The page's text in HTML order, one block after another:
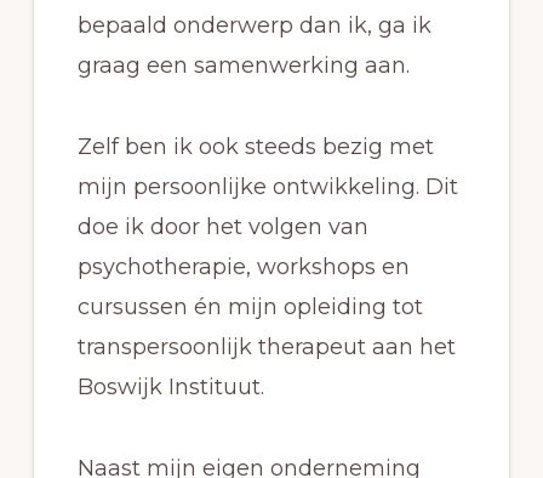
bepaald onderwerp dan ik, ga ik
graag een samenwerking aan.
Zelf ben ik ook steeds bezig met
mijn persoonlijke ontwikkeling. Dit
doe ik door het volgen van
psychotherapie, workshops en
cursussen én mijn opleiding tot
transpersoonlijk therapeut aan het
Boswijk Instituut.
Naast mijn eigen onderneming